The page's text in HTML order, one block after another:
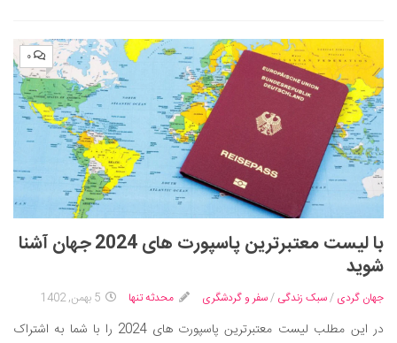
۰
با لیست معتبرترین پاسپورت‌ های 2024 جهان آشنا
شوید
جهان گردی /سبک زندگی /سفر و گردشگری محدثه تنها 5 بهمن, 1402
در این مطلب لیست معتبرترین پاسپورت‌ های 2024 را با شما به اشتراک